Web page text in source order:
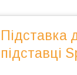
Підставка
підставці